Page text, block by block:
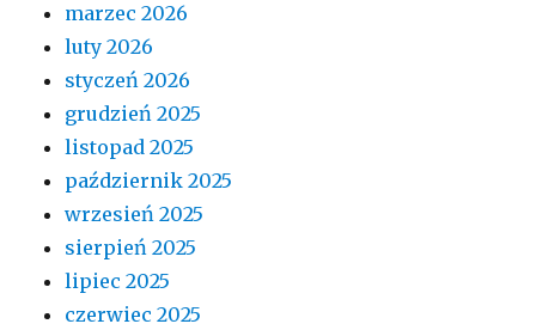
marzec 2026
luty 2026
styczeń 2026
grudzień 2025
listopad 2025
październik 2025
wrzesień 2025
sierpień 2025
lipiec 2025
czerwiec 2025